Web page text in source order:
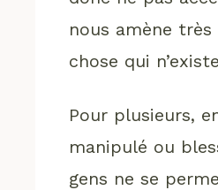
nous amène
chose qui
Pour plusieurs,
manipulé ou
gens ne se